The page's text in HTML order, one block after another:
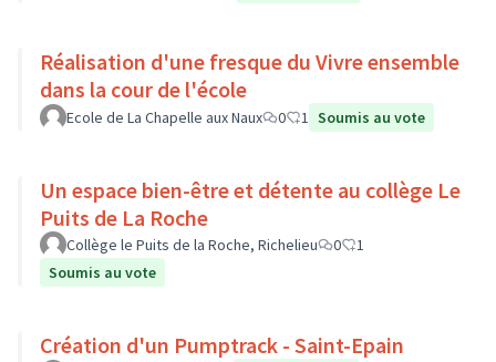
Réalisation d'une fresque du Vivre ensemble
dans la cour de l'école
Ecole de La Chapelle aux Naux 0 1 Soumis au vote
Un espace bien-être et détente au collège Le
Puits de La Roche
Collège le Puits de la Roche, Richelieu 0
1
Soumis au vote
Création d'un Pumptrack - Saint-Epain